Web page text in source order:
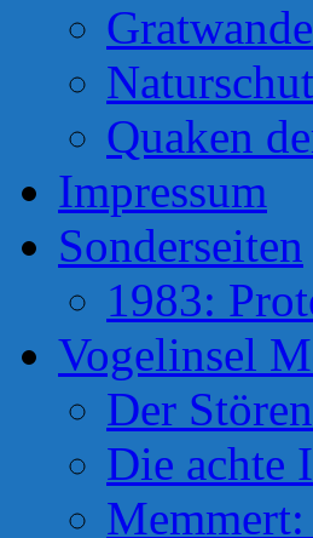
Quaken
Impressum
Sonderseiten
1983:
Vogelinsel
Der
Die achte